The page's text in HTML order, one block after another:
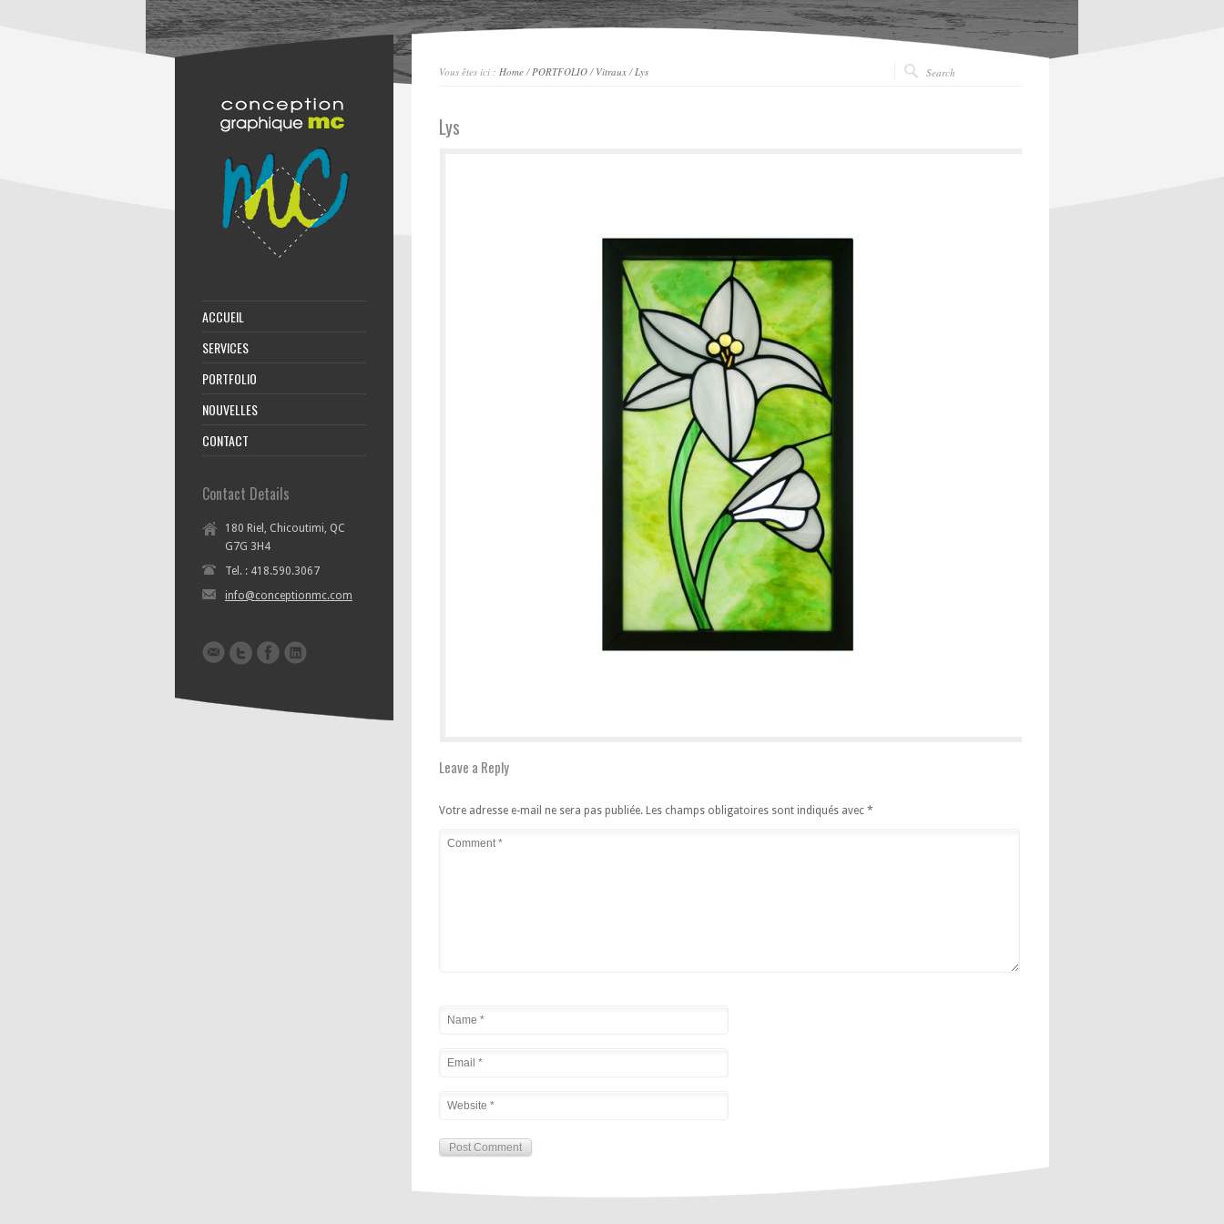
Vous êtes ici : Home/PORTFOLIO/ Vitraux/Lys
Lys
Leave a Reply
Votre adresse e-mail ne sera pas publiée. Les champs obligatoires sont indiqués avec *
ACCUEIL
SERVICES
PORTFOLIO
NOUVELLES
CONTACT
Contact Details
180 Riel, Chicoutimi, QC
G7G 3H4
Tel. : 418.590.3067
info@conceptionmc.com